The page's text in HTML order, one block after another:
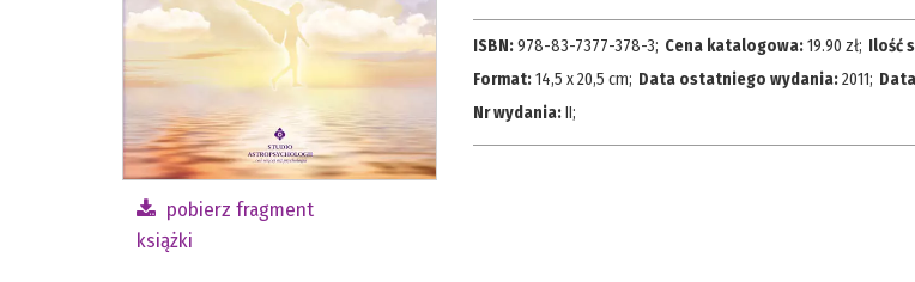
pobierz fragment
książki
ISBN:978-83-7377-378-3; Cena katalogowa:19.90 zł; Ilość
Format: 14,5 x 20,5 cm; Data ostatniego wydania:2011;
Nr wydania:II;